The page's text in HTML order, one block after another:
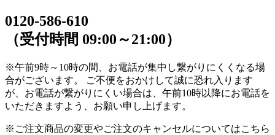
0120-586-610
（受付時間 09:00～21:00）
※午前9時～10時の間、お電話が集中し繋がりにくくなる場
合がございます。 ご不便をおかけして誠に恐れ入ります
が、お電話が繋がりにくい場合は、午前10時以降にお電話を
いただきますよう、お願い申し上げます。
※ご注文商品の変更やご注文のキャンセルについてはこちら